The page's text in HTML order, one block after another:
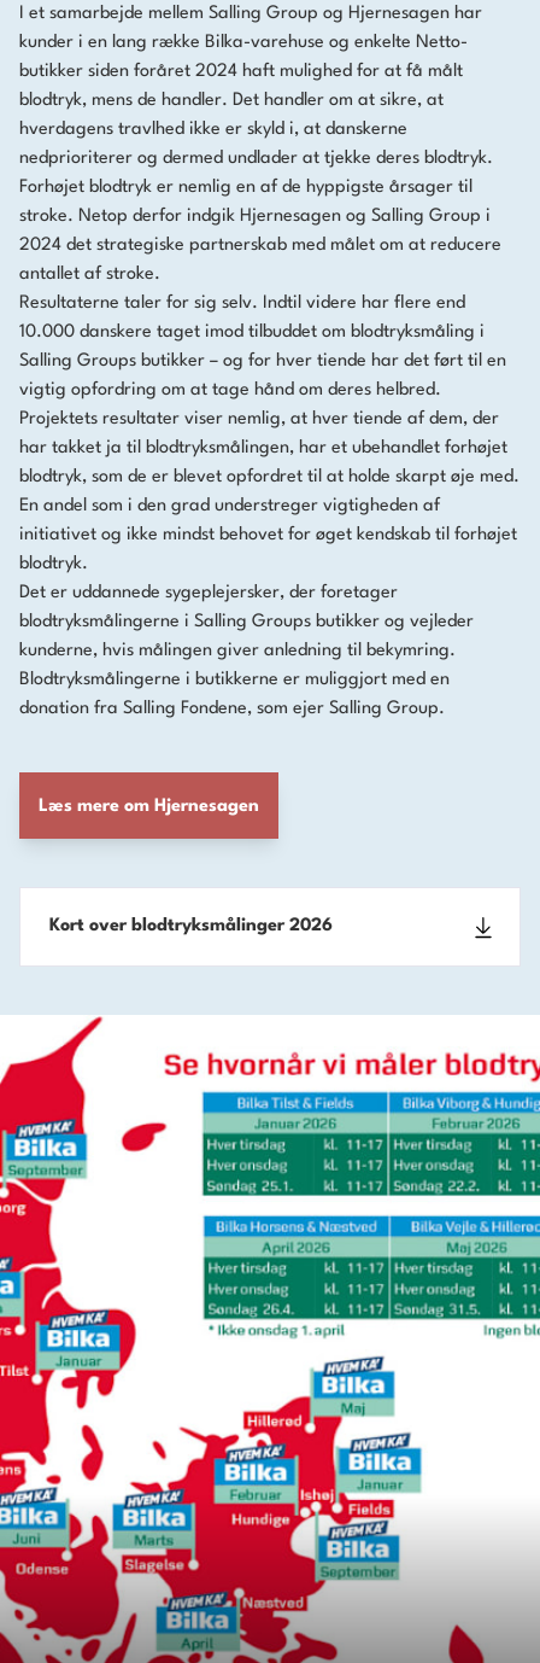
I et samarbejde mellem Salling Group og Hjernesagen har
kunder i en lang række Bilka-varehuse og enkelte Netto-
butikker siden foråret 2024 haft mulighed for at få målt
blodtryk, mens de handler. Det handler om at sikre, at
hverdagens travlhed ikke er skyld i, at danskerne
nedprioriterer og dermed undlader at tjekke deres blodtryk.
Forhøjet blodtryk er nemlig en af de hyppigste årsager til
stroke. Netop derfor indgik Hjernesagen og Salling Group i
2024 det strategiske partnerskab med målet om at reducere
antallet af stroke.
Resultaterne taler for sig selv. Indtil videre har flere end
10.000 danskere taget imod tilbuddet om blodtryksmåling i
Salling Groups butikker – og for hver tiende har det ført til en
vigtig opfordring om at tage hånd om deres helbred.
Projektets resultater viser nemlig, at hver tiende af dem, der
har takket ja til blodtryksmålingen, har et ubehandlet forhøjet
blodtryk, som de er blevet opfordret til at holde skarpt øje med.
En andel som i den grad understreger vigtigheden af
initiativet og ikke mindst behovet for øget kendskab til forhøjet
blodtryk.
Det er uddannede sygeplejersker, der foretager
blodtryksmålingerne i Salling Groups butikker og vejleder
kunderne, hvis målingen giver anledning til bekymring.
Blodtryksmålingerne i butikkerne er muliggjort med en
donation fra Salling Fondene, som ejer Salling Group.
Læs mere om Hjernesagen
Kort over blodtryksmålinger 2026